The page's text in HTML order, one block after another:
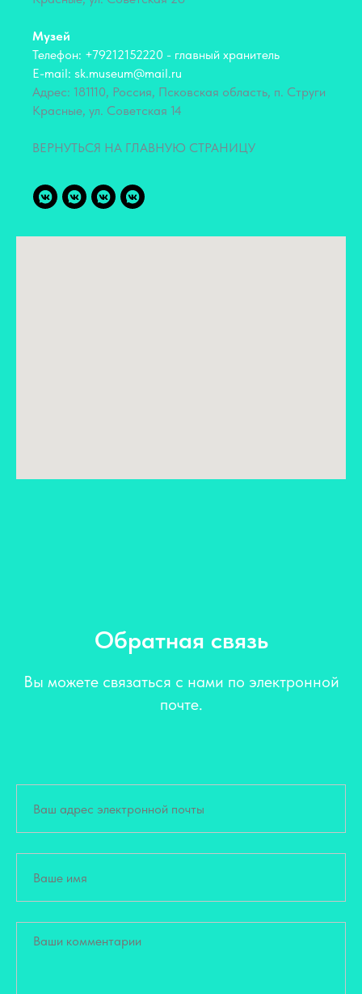
Музей
Телефон: +79212152220 - главный хранитель
E-mail: sk.museum@mail.ru
Адрес: 181110, Россия, Псковская область, п. Струги
Красные, ул. Советская 14
ВЕРНУТЬСЯ НА ГЛАВНУЮ СТРАНИЦУ
Обратная связь
Вы можете связаться с нами по электронной
почте.